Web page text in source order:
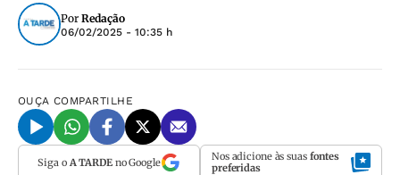
Por Redação
06/02/2025 - 10:35 h
OUÇA COMPARTILHE
Siga o A TARDEno Google Nos adicione às suas fontes
preferidas